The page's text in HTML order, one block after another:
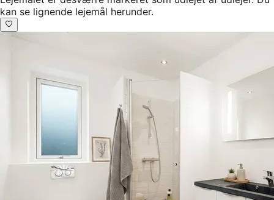
kan se lignende lejemål herunder.